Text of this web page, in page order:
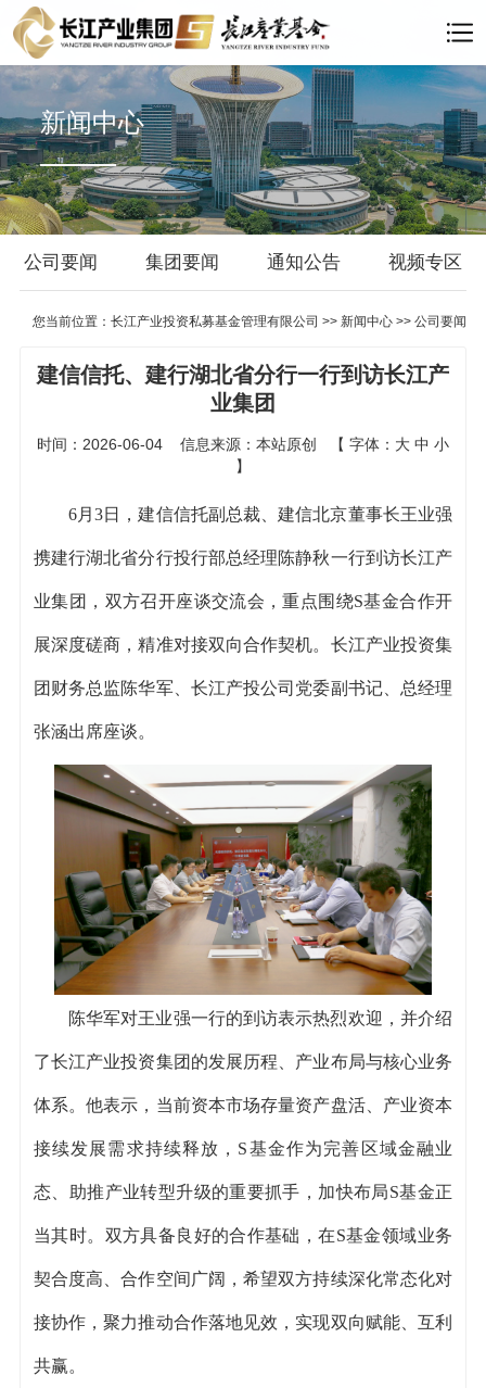
新闻中心
公司要闻 集团要闻 通知公告 视频专区
您当前位置：长江产业投资私募基金管理有限公司 >>新闻中心 >>公司要闻
建信信托、建行湖北省分行一行到访长江产
业集团
时间：2026-06-04 信息来源：本站原创 【 字体： 大 中 小
】
6月3日，建信信托副总裁、建信北京董事长王业强
携建行湖北省分行投行部总经理陈静秋一行到访长江产
业集团，双方召开座谈交流会，重点围绕S基金合作开
展深度磋商，精准对接双向合作契机。长江产业投资集
团财务总监陈华军、长江产投公司党委副书记、总经理
张涵出席座谈。
陈华军对王业强一行的到访表示热烈欢迎，并介绍
了长江产业投资集团的发展历程、产业布局与核心业务
体系。他表示，当前资本市场存量资产盘活、产业资本
接续发展需求持续释放，S基金作为完善区域金融业
态、助推产业转型升级的重要抓手，加快布局S基金正
当其时。双方具备良好的合作基础，在S基金领域业务
契合度高、合作空间广阔，希望双方持续深化常态化对
接协作，聚力推动合作落地见效，实现双向赋能、互利
共赢。